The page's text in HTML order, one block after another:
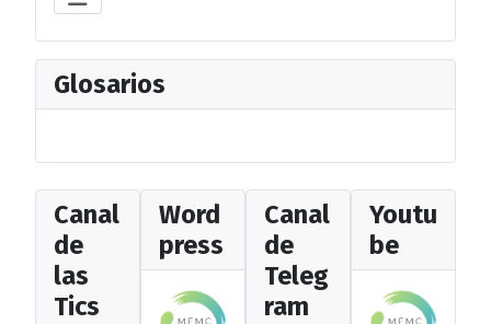
Glosarios
Canal
de
las
Tics
Word
press
Canal
de
Teleg
ram
Youtu
be